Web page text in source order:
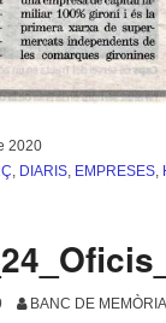
2020
DIARIS EMPRESES
BANC DE